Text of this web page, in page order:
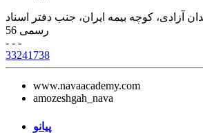
آزادی، کوچه بیمه ایران، جنب دفتر اسناد
رسمی 56
- - -
33241738
www.navaacademy.com
amozeshgah_nava
پیانو